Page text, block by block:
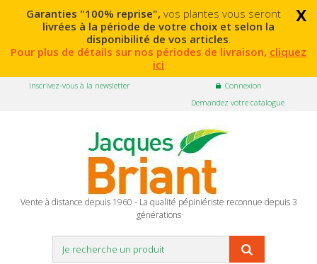
x
Garanties "100% reprise", vos plantes vous seront
livrées à la période de votre choix et selon la
disponibilité de vos articles.
Pour plus de détails sur nos périodes de livraison, cliquez
ici
Connexion
Inscrivez-vous à la newsletter
Demandez votre catalogue
Vente à distance depuis 1960 - La qualité pépiniériste reconnue depuis 3
générations